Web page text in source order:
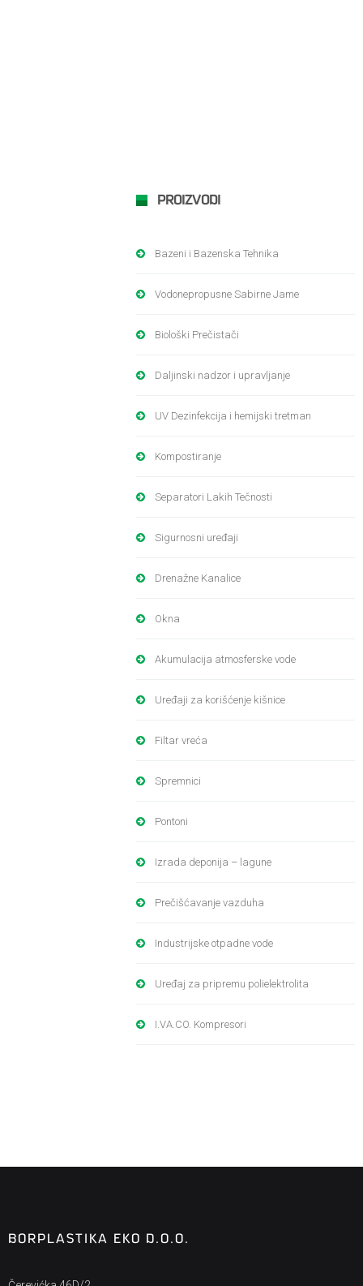
PROIZVODI
Bazeni i Bazenska Tehnika
Vodonepropusne Sabirne Jame
Biološki Prečistači
Daljinski nadzor i upravljanje
UV Dezinfekcija i hemijski tretman
Kompostiranje
Separatori Lakih Tečnosti
Sigurnosni uređaji
Drenažne Kanalice
Okna
Akumulacija atmosferske vode
Uređaji za korišćenje kišnice
Filtar vreća
Spremnici
Pontoni
Izrada deponija – lagune
Prečišćavanje vazduha
Industrijske otpadne vode
Uređaj za pripremu polielektrolita
I.VA.CO. Kompresori
BORPLASTIKA EKO D.O.O.